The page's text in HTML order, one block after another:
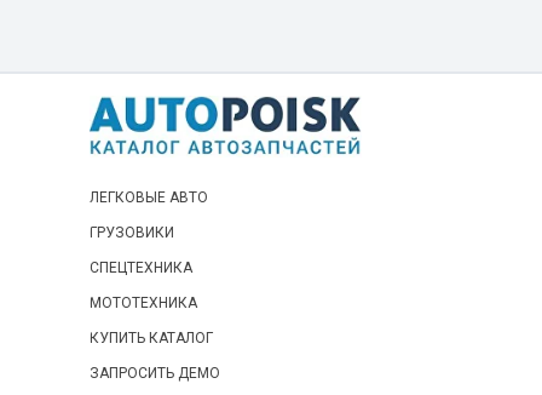
CARAVAN (2001 - 2012)
CARAVAN / HOMY (1980 - 1993)
ЗАПРОСИТЬ ДЕМО
КУПИТЬ КАТАЛОГ
СПЕЦТЕХНИКА
МОТОТЕХНИКА
ГРУЗОВИКИ
ЛЕГКОВЫЕ АВТО